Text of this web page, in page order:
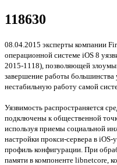
118630
08.04.2015 эксперты компании
операционной системе iOS 8
2015-1118), позволяющей
завершение работы
нестабильную работу самой
Уязвимость распространяется
подключены к общественной
используя приемы социальной
настройки прокси-сервера в
профиль конфигурации. При
памяти в компоненте libnetcore,